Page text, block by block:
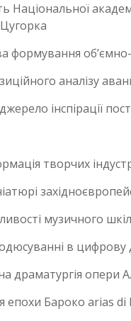
Національної
формування
аналізу
інспірації
творчих
музичного
в цифрову
драматургія
епохи Бароко аrias